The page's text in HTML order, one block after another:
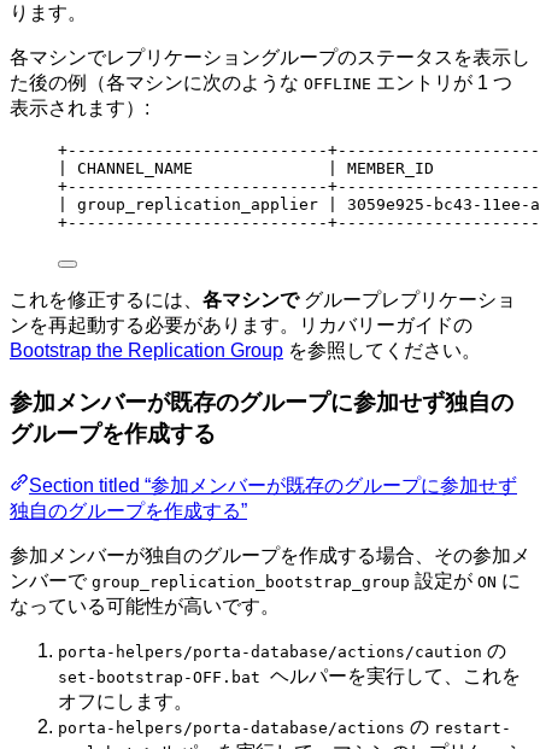
ります。
各マシンでレプリケーショングループのステータスを表示し
た後の例（各マシンに次のような OFFLINE エントリが 1 つ
表示されます）:
+---------------------------
| CHANNEL_NAME              | MEMBER_ID
+---------------------------
| group_replication_applier | 3059e925 - bc43 - 11ee -
+---------------------------
これを修正するには、 各マシンでグループレプリケーショ
ンを再起動する必要があります。リカバリーガイドの
Bootstrap the Replication Group を参照してください。
参加メンバーが既存のグループに参加せず独自の
グループを作成する
Section titled “参加メンバーが既存のグループに参加せず
独自のグループを作成する”
参加メンバーが独自のグループを作成する場合、その参加メ
ンバーで group_replication_bootstrap_group 設定が ON に
なっている可能性が高いです。
porta-helpers/porta-database/actions/caution の
set-bootstrap-OFF.bat ヘルパーを実行して、これを
オフにします。
porta-helpers/porta-database/actions の restart-